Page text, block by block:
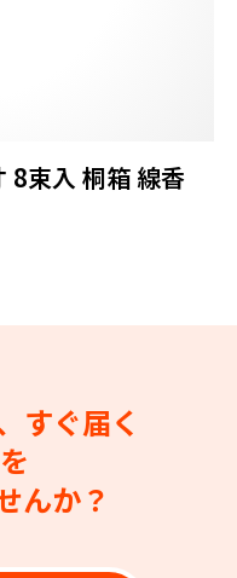
8束入 桐箱 線香
すぐ届く
んか？